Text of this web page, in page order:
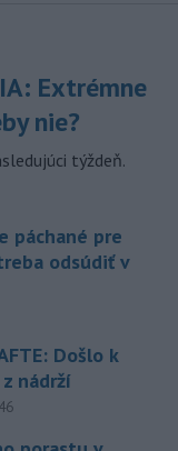
Extrémne
nie?
týždeň.
páchané pre
odsúdiť v
Došlo k
nádrží